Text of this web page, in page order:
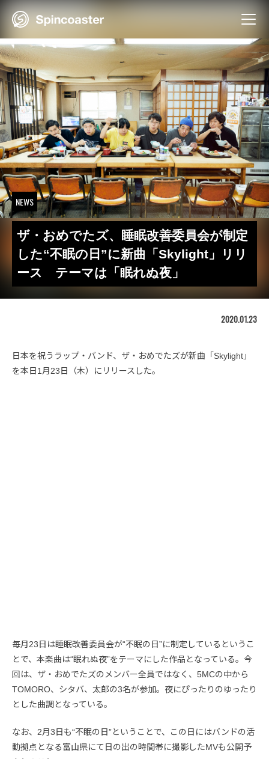
Skip
NEWS
ザ・おめでたズ、睡眠改善委員会が制定
した“不眠の日”に新曲「Skylight」リリ
ース テーマは「眠れぬ夜」
2020.01.23
日本を祝うラップ・バンド、ザ・おめでたズが新曲「Skylight」
を本日1月23日（木）にリリースした。
毎月23日は睡眠改善委員会が“不眠の日”に制定しているというこ
とで、本楽曲は“眠れぬ夜”をテーマにした作品となっている。今
回は、ザ・おめでたズのメンバー全員ではなく、5MCの中から
TOMORO、シタバ、太郎の3名が参加。夜にぴったりのゆったり
とした曲調となっている。
なお、2月3日も“不眠の日”ということで、この日にはバンドの活
動拠点となる富山県にて日の出の時間帯に撮影したMVも公開予